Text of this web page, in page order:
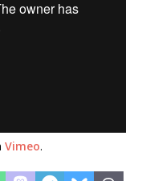
Vimeo.